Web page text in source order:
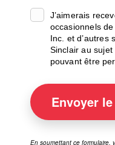
J’aimerais
occasionnels
Inc. et d’autres
Sinclair au
pouvant être
Envoyer
En soumettant ce formulaire,